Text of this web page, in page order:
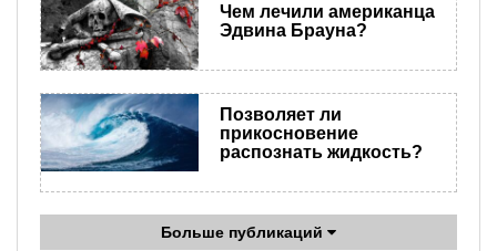
Чем лечили американца
Эдвина Брауна?
Позволяет ли
прикосновение
распознать жидкость?
Больше публикаций